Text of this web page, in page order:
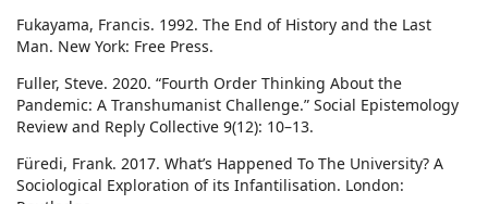
Fukayama, Francis. 1992. The End of History and the Last
Man. New York: Free Press.
Fuller, Steve. 2020. “Fourth Order Thinking About the
Pandemic: A Transhumanist Challenge.” Social Epistemology
Review and Reply Collective 9(12): 10–13.
Füredi, Frank. 2017. What’s Happened To The University? A
Sociological Exploration of its Infantilisation. London: